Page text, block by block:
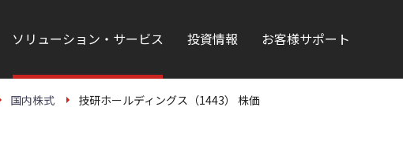
ソリューション・サービス 投資情報 お客様サポート
国内株式 技研ホールディングス（1443） 株価